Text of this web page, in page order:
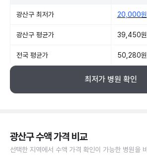
광산구 최저가 20,000원
광산구 평균가 39,450원
전국 평균가 50,280원
최저가 병원 확인
광산구 수액 가격 비교
선택한 지역에서 수액 가격 확인이 가능한 병원을